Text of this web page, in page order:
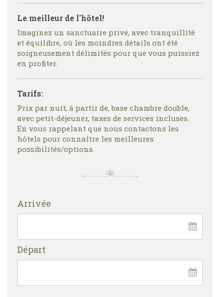
Le meilleur de l'hôtel!
Imaginez un sanctuaire privé, avec tranquillité
et équilibre, où les moindres détails ont été
soigneusement délimités pour que vous puissiez
en profiter.
Tarifs:
Prix par nuit, à partir de, base chambre double,
avec petit-déjeuner, taxes de services incluses.
En vous rappelant que nous contactons les
hôtels pour connaître les meilleures
possibilités/options.
Arrivée
Départ